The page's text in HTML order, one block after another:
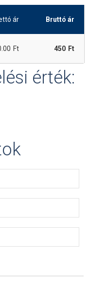
ár Bruttó ár
Ft 450 Ft
érték: